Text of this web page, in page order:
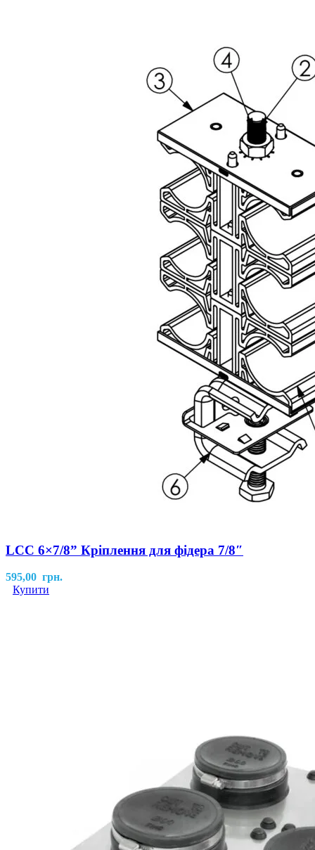
LCC 6×7/8” Кріплення для фідера 7/8″
595,00 грн.
Купити